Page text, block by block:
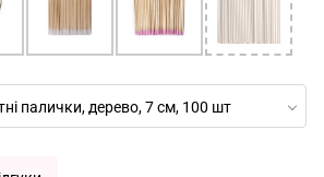
палички, дерево, 7 см, 100 шт